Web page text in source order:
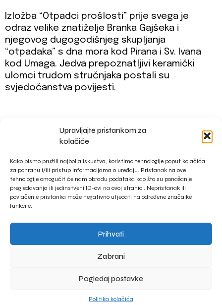
Upravljajte pristankom za
kolačiće
Kako bismo pružili najbolja iskustva, koristimo tehnologije poput kolačića
za pohranu i/ili pristup informacijama o uređaju. Pristanak na ove
tehnologije omogućit će nam obradu podataka kao što su ponašanje
pregledavanja ili jedinstveni ID-ovi na ovoj stranici. Nepristanak ili
povlačenje pristanka može negativno utjecati na određene značajke i
funkcije.
Prihvati
Zabrani
Pogledaj postavke
Politika kolačića
Izložba “Otpadci prošlosti” prije svega je
odraz velike znatiželje Branka Gajšeka i
njegovog dugogodišnjeg skupljanja
“otpadaka” s dna mora kod Pirana i Sv. Ivana
kod Umaga. Jedva prepoznatljivi keramički
ulomci trudom stručnjaka postali su
svjedočanstva povijesti.
impressum
privacy policy